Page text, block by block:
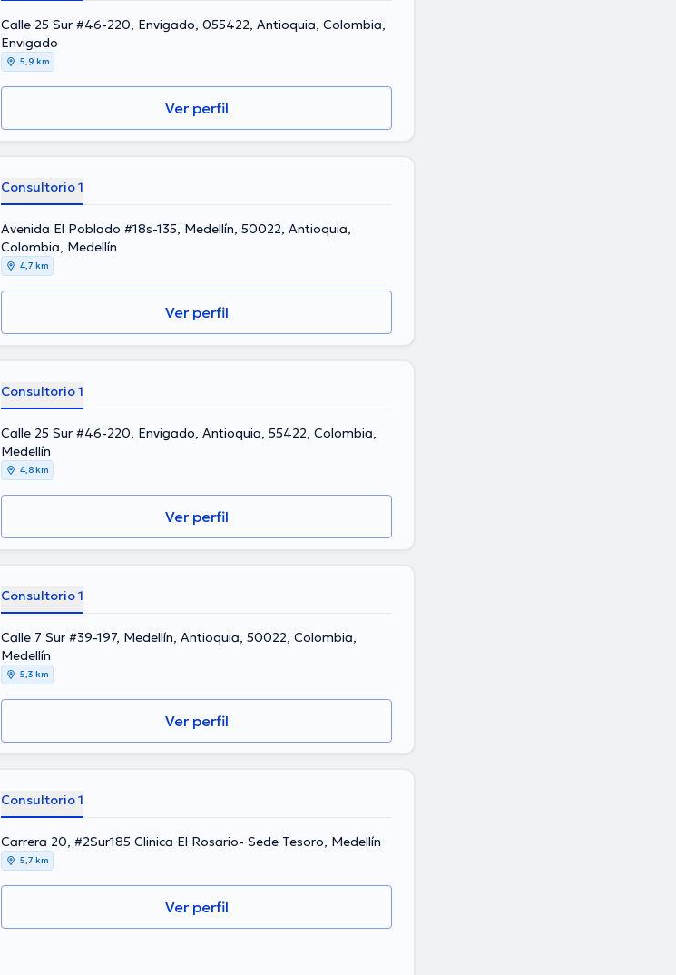
Calle 25 Sur #46-220, Envigado, 055422, Antioquia, Colombia,
Envigado
5,9 km
Ver perfil
Consultorio 1
Avenida El Poblado #18s-135, Medellín, 50022, Antioquia,
Colombia, Medellín
4,7 km
Ver perfil
Consultorio 1
Calle 25 Sur #46-220, Envigado, Antioquia, 55422, Colombia,
Medellín
4,8 km
Ver perfil
Consultorio 1
Calle 7 Sur #39-197, Medellín, Antioquia, 50022, Colombia,
Medellín
5,3 km
Ver perfil
Consultorio 1
Carrera 20, #2Sur185 Clinica El Rosario- Sede Tesoro, Medellín
5,7 km
Ver perfil